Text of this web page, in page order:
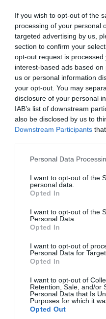
If you wish to opt-out of the
processing of your personal
targeted advertising by us,
section to confirm your
opt-out request is
interest-based ads based
us or personal information
your opt-out. You may
disclosure of your personal
IAB’s list of downstream
also be disclosed by us to
Downstream Participants
Please note that this
not limited to your visit or
grant or deny consent to
use your data for below
consent section.
Personal Data
I want to opt-out of the
personal data.
Opted In
I want to opt-out of the
Personal Data.
Opted In
I want to opt-out of
Personal Data for
Opted In
I want to opt-out of
Retention, Sale, and/or
Personal Data that Is
Purposes for which it
Opted Out
07.08.2026 | 20:02
Ο Γιάννης Αλαφούζος
Κωνσταντίνο Ζούλα
06.08.2026 | 14:02
«Επιχείρηση
Αθήνα: